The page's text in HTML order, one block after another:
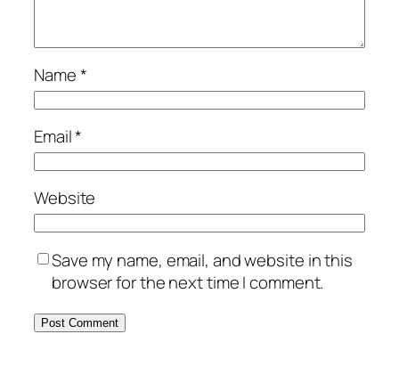
Name*
Email*
Website
Save my name, email, and website in this
browser for the next time I comment.